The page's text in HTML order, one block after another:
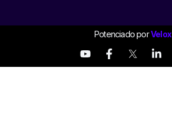
Potenciado porVelox